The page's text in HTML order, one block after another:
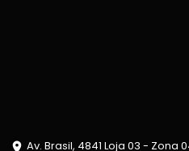
Av. Brasil, 4841 Loja 03 - Zona